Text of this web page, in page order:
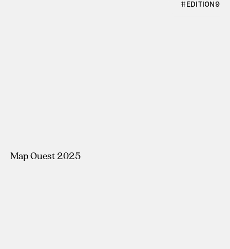
#ÉDITION9
Map Ouest 2025